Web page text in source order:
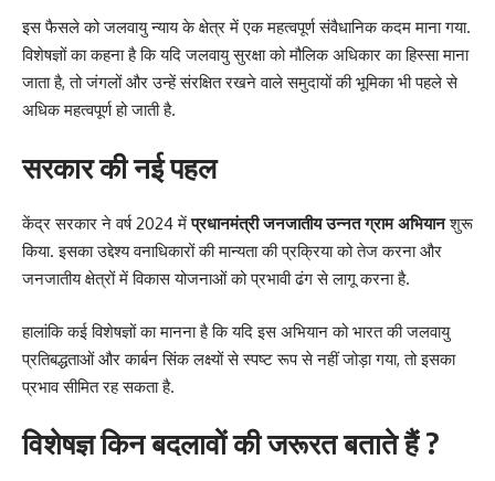
इस फैसले को जलवायु न्याय के क्षेत्र में एक महत्वपूर्ण संवैधानिक कदम माना गया.
विशेषज्ञों का कहना है कि यदि जलवायु सुरक्षा को मौलिक अधिकार का हिस्सा माना
जाता है, तो जंगलों और उन्हें संरक्षित रखने वाले समुदायों की भूमिका भी पहले से
अधिक महत्वपूर्ण हो जाती है.
सरकार की नई पहल
केंद्र सरकार ने वर्ष 2024 मेंप्रधानमंत्री जनजातीय उन्नत ग्राम अभियानशुरू
किया. इसका उद्देश्य वनाधिकारों की मान्यता की प्रक्रिया को तेज करना और
जनजातीय क्षेत्रों में विकास योजनाओं को प्रभावी ढंग से लागू करना है.
हालांकि कई विशेषज्ञों का मानना है कि यदि इस अभियान को भारत की जलवायु
प्रतिबद्धताओं और कार्बन सिंक लक्ष्यों से स्पष्ट रूप से नहीं जोड़ा गया, तो इसका
प्रभाव सीमित रह सकता है.
विशेषज्ञ किन बदलावों की जरूरत बताते हैं ?